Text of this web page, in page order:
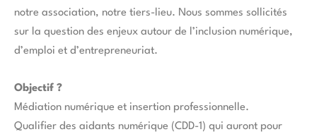
notre association, notre tiers-lieu. Nous sommes sollicités
sur la question des enjeux autour de l’inclusion numérique,
d’emploi et d’entrepreneuriat.
Objectif ?
Médiation numérique et insertion professionnelle.
Qualifier des aidants numérique (CDD-1) qui auront pour